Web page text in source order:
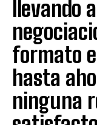
llevando
formato
hasta
ninguna